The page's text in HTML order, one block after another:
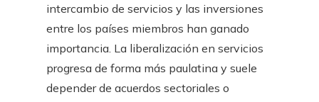
intercambio de servicios y las inversiones
entre los países miembros han ganado
importancia. La liberalización en servicios
progresa de forma más paulatina y suele
depender de acuerdos sectoriales o